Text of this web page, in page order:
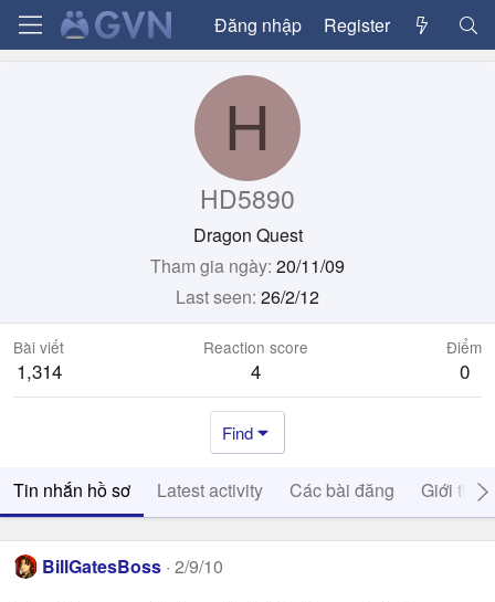
Đăng nhập Register
H
HD5890
Dragon Quest
Tham gia ngày 20/11/09
Last seen 26/2/12
Bài viết
1,314
Reaction score
4
Điểm
0
Find
Tin nhắn hồ sơ Latest activity Các bài đăng Giới thiệu
BillGatesBoss 2/9/10